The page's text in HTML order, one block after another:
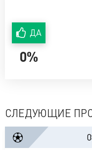
ДА
0%
СЛЕДУЮЩИЕ